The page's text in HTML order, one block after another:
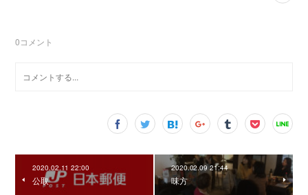
0コメント
2020.02.11 22:00
公取
2020.02.09 21:44
味方